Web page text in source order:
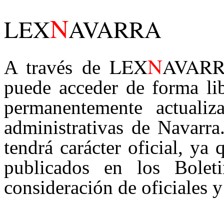
LEXNAVARRA
A través de LEXN
puede acceder de forma
permanentemente
administrativas de
tendrá carácter oficial, ya
publicados en los
consideración de oficiales